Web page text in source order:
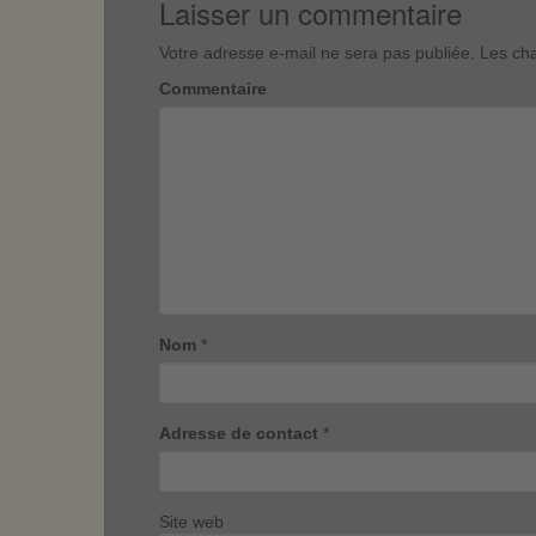
Laisser un commentaire
Votre adresse e-mail ne sera pas publiée. Les
Commentaire
Nom *
Adresse de contact *
Site web